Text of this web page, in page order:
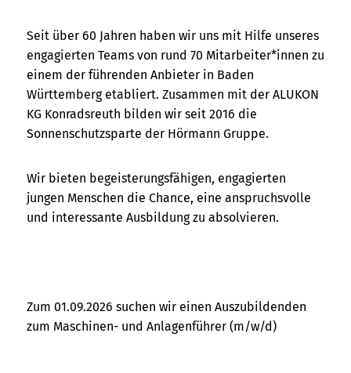
Seit über 60 Jahren haben wir uns mit Hilfe unseres
engagierten Teams von rund 70 Mitarbeiter*innen zu
einem der führenden Anbieter in Baden
Württemberg etabliert. Zusammen mit der ALUKON
KG Konradsreuth bilden wir seit 2016 die
Sonnenschutzsparte der Hörmann Gruppe.
Wir bieten begeisterungsfähigen, engagierten
jungen Menschen die Chance, eine anspruchsvolle
und interessante Ausbildung zu absolvieren.
Zum 01.09.2026 suchen wir einen Auszubildenden
zum Maschinen- und Anlagenführer (m/w/d)